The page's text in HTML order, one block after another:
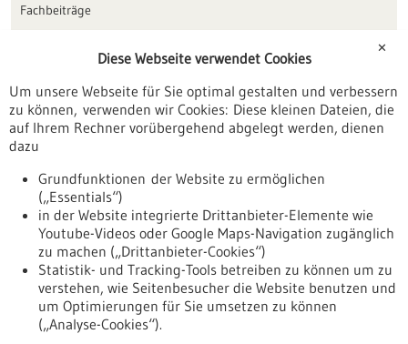
Fachbeiträge
Veranstaltungen
Erscheinungsdatum
Nach oben
✕
Diese Webseite verwendet Cookies
Um unsere Webseite für Sie optimal gestalten und verbessern
zu können, verwenden wir Cookies: Diese kleinen Dateien, die
auf Ihrem Rechner vorübergehend abgelegt werden, dienen
dazu
Grundfunktionen der Website zu ermöglichen
(„Essentials“)
in der Website integrierte Drittanbieter-Elemente wie
Youtube-Videos oder Google Maps-Navigation zugänglich
zu machen („Drittanbieter-Cookies“)
Statistik- und Tracking-Tools betreiben zu können um zu
verstehen, wie Seitenbesucher die Website benutzen und
um Optimierungen für Sie umsetzen zu können
(„Analyse-Cookies“).